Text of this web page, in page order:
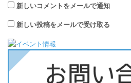
新しいコメントをメールで通知
新しい投稿をメールで受け取る